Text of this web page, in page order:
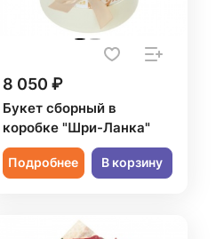
8 050 ₽
Букет сборный в
коробке "Шри-Ланка"
Подробнее В корзину